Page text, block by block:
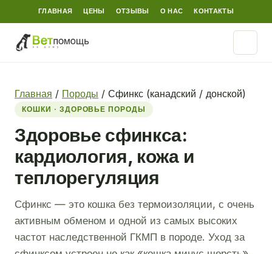
ГЛАВНАЯ ЦЕНЫ ОТЗЫВЫ О НАС КОНТАКТЫ
Главная / Породы / Сфинкс (канадский / донской)
КОШКИ · ЗДОРОВЬЕ ПОРОДЫ
Здоровье сфинкса:
кардиология, кожа и
теплорегуляция
Сфинкс — это кошка без термоизоляции, с очень
активным обменом и одной из самых высоких
частот наследственной ГКМП в породе. Уход за